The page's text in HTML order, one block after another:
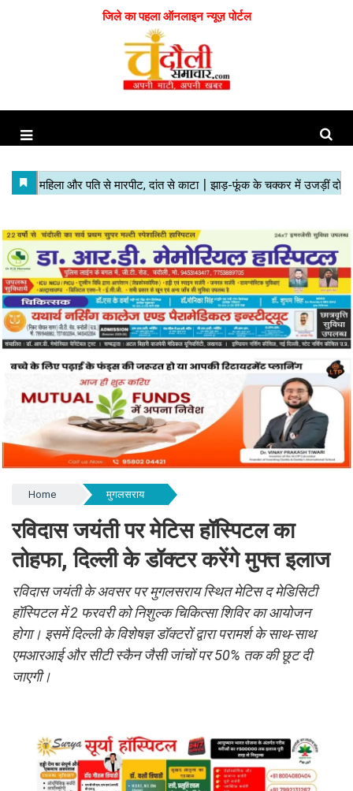
जिले का पहला ऑनलाइन न्यूज़ पोर्टल
Home मुगलसराय
रविदास जयंती पर मेटिस हॉस्पिटल का
तोहफा, दिल्ली के डॉक्टर करेंगे मुफ्त इलाज
रविदास जयंती के अवसर पर मुगलसराय स्थित मेटिस द मेडिसिटी
हॉस्पिटल में 2 फरवरी को निशुल्क चिकित्सा शिविर का आयोजन
होगा। इसमें दिल्ली के विशेषज्ञ डॉक्टरों द्वारा परामर्श के साथ-साथ
एमआरआई और सीटी स्कैन जैसी जांचों पर 50% तक की छूट दी
जाएगी।